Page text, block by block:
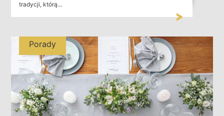
tradycji, którą...
Porady